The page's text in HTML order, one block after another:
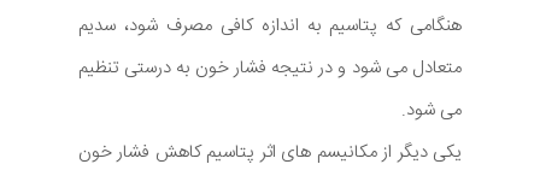
هنگامی که پتاسیم به اندازه کافی مصرف شود، سدیم
متعادل می شود و در نتیجه فشار خون به درستی تنظیم
می شود.
یکی دیگر از مکانیسم های اثر پتاسیم کاهش فشار خون